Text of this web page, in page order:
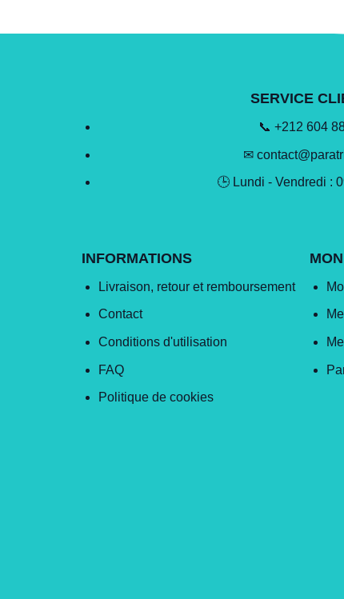
SERVICE
📞 +212 604
✉
🕒 Lundi - Vendredi :
INFORMATIONS
Livraison, retour et remboursement
Contact
Conditions d'utilisation
FAQ
Politique de cookies